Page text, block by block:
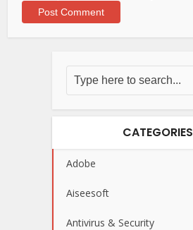
CATEGORIES
Adobe
Aiseesoft
Antivirus & Security